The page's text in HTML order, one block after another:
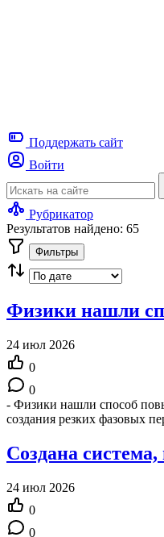
Поддержать сайт
Войти
Рубрикатор
Результатов найдено: 65
Фильтры
Физики нашли
24 июл 2026
0
0
- Физики нашли способ
создания резких фазовых
Создана
24 июл 2026
0
0